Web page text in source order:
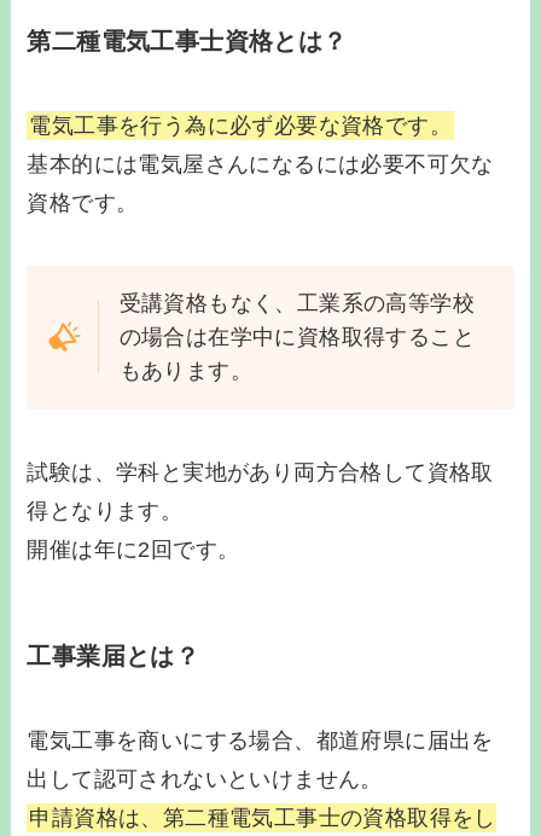
第二種電気工事士資格とは？
電気工事を行う為に必ず必要な資格です。
基本的には電気屋さんになるには必要不可欠な
資格です。
受講資格もなく、工業系の高等学校
の場合は在学中に資格取得すること
もあります。
試験は、学科と実地があり両方合格して資格取
得となります。
開催は年に2回です。
工事業届とは？
電気工事を商いにする場合、都道府県に届出を
出して認可されないといけません。
申請資格は、第二種電気工事士の資格取得をし